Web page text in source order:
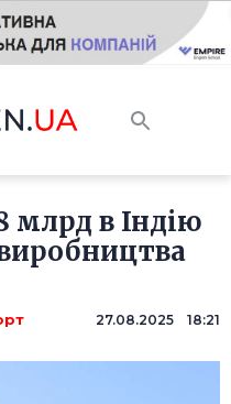
млрд в Індію
27.08.2025 18:21